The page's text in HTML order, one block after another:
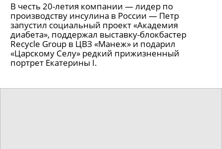
В честь 20-летия компании — лидер по
производству инсулина в России — Петр
запустил социальный проект «Академия
диабета», поддержал выставку-блокбастер
Recycle Group в ЦВЗ «Манеж» и подарил
«Царскому Селу» редкий прижизненный
портрет Екатерины I.